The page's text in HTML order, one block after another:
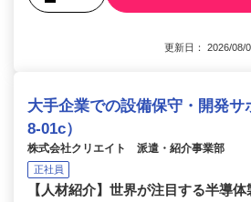
更新日： 2026/
大手企業での設備保守・開発サ
8-01c）
株式会社クリエイト 派遣・紹介事業部
正社員
【人材紹介】世界が注⽬する半導